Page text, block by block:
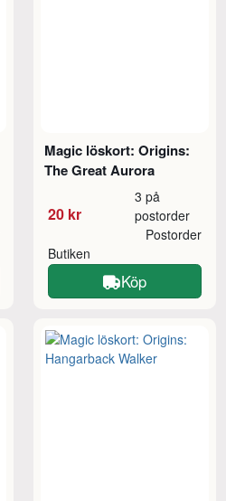
Magic löskort: Origins:
The Great Aurora
20 kr
3 på
postorder
Butiken
Postorder
Köp